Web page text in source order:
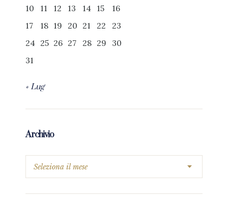
10
11 12 13 14 15
16
17
18 19 20 21 22
23
24 25 26 27 28 29
30
31
« Lug
Archivio